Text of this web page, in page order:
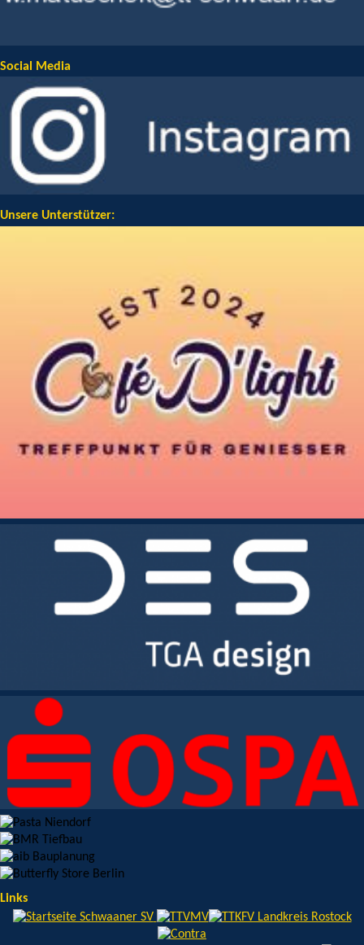
Social Media
Unsere Unterstützer:
Links